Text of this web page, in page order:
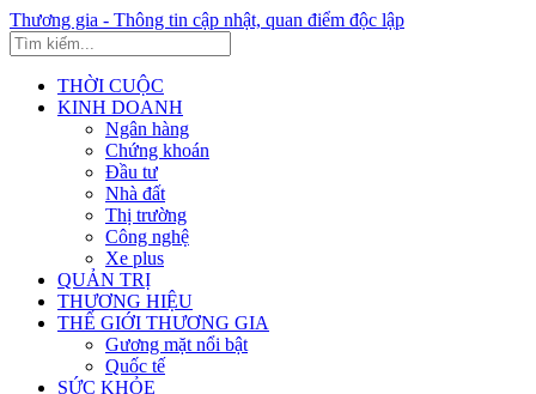
Thương gia - Thông tin cập nhật, quan điểm độc lập
THỜI CUỘC
KINH DOANH
Ngân hàng
Chứng khoán
Đầu tư
Nhà đất
Thị trường
Công nghệ
Xe plus
QUẢN TRỊ
THƯƠNG HIỆU
THẾ GIỚI THƯƠNG GIA
Gương mặt nổi bật
Quốc tế
SỨC KHỎE